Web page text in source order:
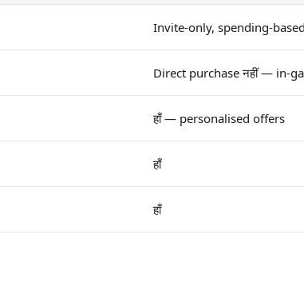
Invite-only, spending-based
Direct purchase नहीं — in-
हाँ — personalised offers
हाँ
हाँ